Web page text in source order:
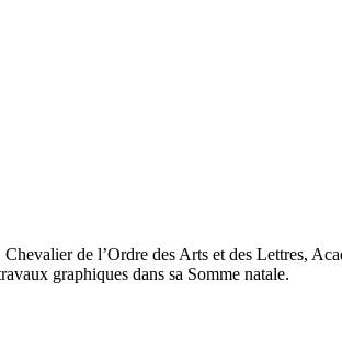
de l’Ordre des Arts et des Lettres,
graphiques dans sa Somme natale.